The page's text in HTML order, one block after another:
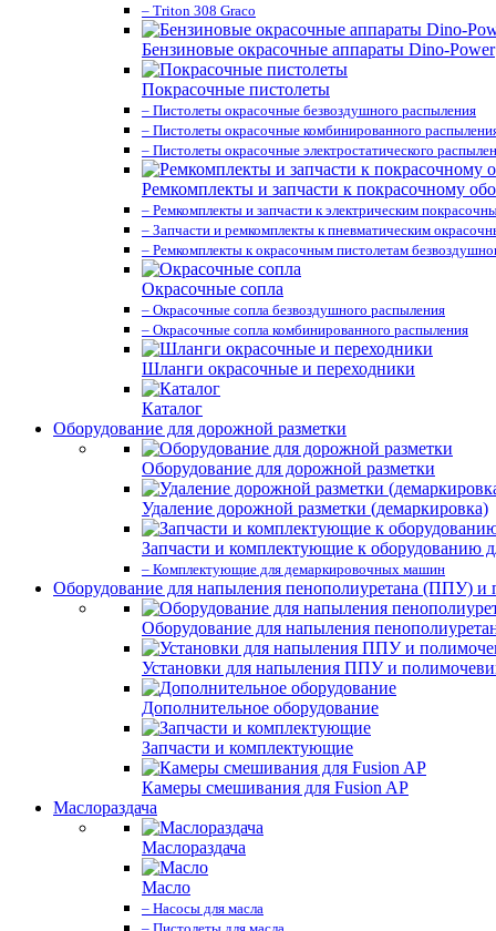
– Triton 308 Graco
Бензиновые окрасочные аппараты Dino-Power
Покрасочные пистолеты
– Пистолеты окрасочные безвоздушного распыления
– Пистолеты окрасочные комбинированного
– Пистолеты окрасочные электростатического
Ремкомплекты и запчасти к покрасочному
– Ремкомплекты и запчасти к электрическим
– Запчасти и ремкомплекты к пневматическим
– Ремкомплекты к окрасочным пистолетам
Окрасочные сопла
– Окрасочные сопла безвоздушного распыления
– Окрасочные сопла комбинированного распыления
Шланги окрасочные и переходники
Каталог
Оборудование для дорожной разметки
Оборудование для дорожной разметки
Удаление дорожной разметки (демаркировка)
Запчасти и комплектующие к оборудованию
– Комплектующие для демаркировочных машин
Оборудование для напыления пенополиуретана (ППУ) и
Оборудование для напыления
Установки для напыления ППУ и
Дополнительное оборудование
Запчасти и комплектующие
Камеры смешивания для Fusion AP
Маслораздача
Маслораздача
Масло
– Насосы для масла